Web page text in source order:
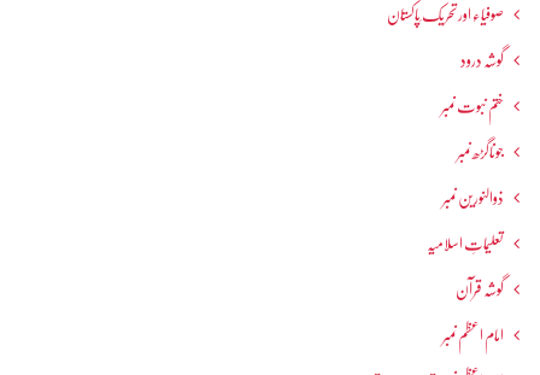
صوفیاء اور تحریک ِپاکستان
گوشہ درود
ختم نبوت نمبر
جوناگڑھ نمبر
ذوالنورین نمبر
تعلیماتِ اسلامیہ
گوشہ قرآن
امام اعظم نمبر